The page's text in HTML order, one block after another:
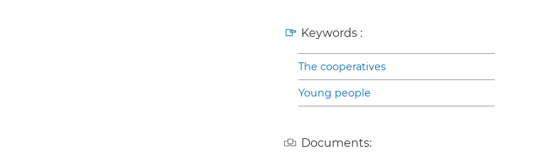
Keywords :
The cooperatives
Young people
Documents: